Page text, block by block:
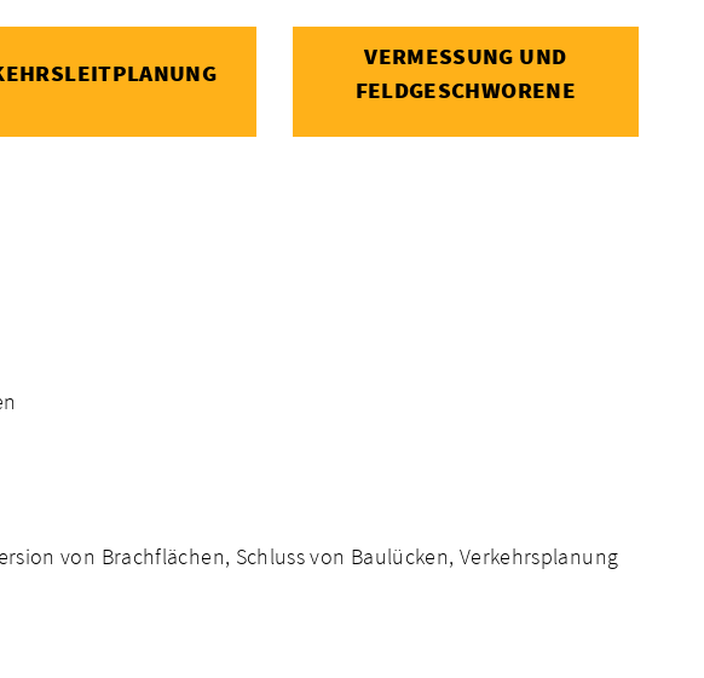
VERMESSUNG UND
FELDGESCHWORENE
von Brachflächen, Schluss von Baulücken, Verkehrsplanung